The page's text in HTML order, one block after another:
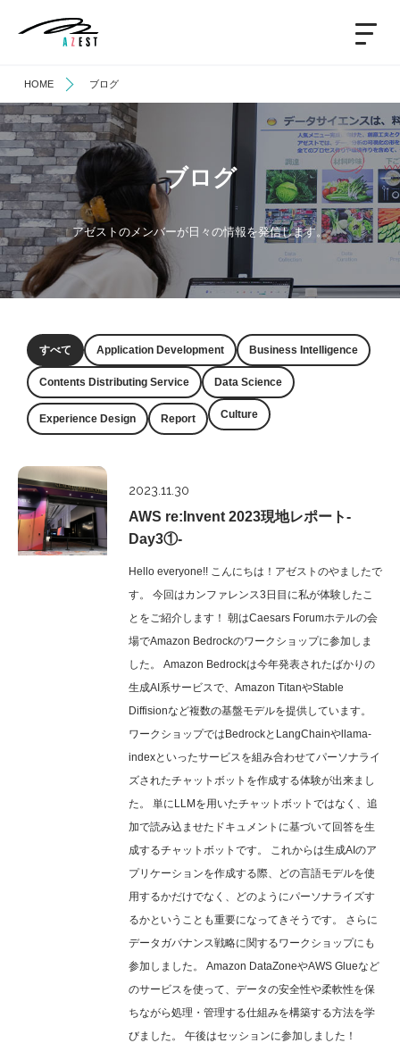
HOME ブログ
ブログ
アゼストのメンバーが日々の情報を発信します。
すべて Application Development Business Intelligence
Contents Distributing Service Data Science
Experience Design Report Culture
2023.11.30
AWS re:Invent 2023現地レポート-
Day3①-
Hello everyone!! こんにちは！アゼストのやましたで
す。 今回はカンファレンス3日目に私が体験したこ
とをご紹介します！ 朝はCaesars Forumホテルの会
場でAmazon Bedrockのワークショップに参加しま
した。 Amazon Bedrockは今年発表されたばかりの
生成AI系サービスで、Amazon TitanやStable
Diffisionなど複数の基盤モデルを提供しています。
ワークショップではBedrockとLangChainやllama-
indexといったサービスを組み合わせてパーソナライ
ズされたチャットボットを作成する体験が出来まし
た。 単にLLMを用いたチャットボットではなく、追
加で読み込ませたドキュメントに基づいて回答を生
成するチャットボットです。 これからは生成AIのア
プリケーションを作成する際、どの言語モデルを使
用するかだけでなく、どのようにパーソナライズす
るかということも重要になってきそうです。 さらに
データガバナンス戦略に関するワークショップにも
参加しました。 Amazon DataZoneやAWS Glueなど
のサービスを使って、データの安全性や柔軟性を保
ちながら処理・管理する仕組みを構築する方法を学
びました。 午後はセッションに参加しました！